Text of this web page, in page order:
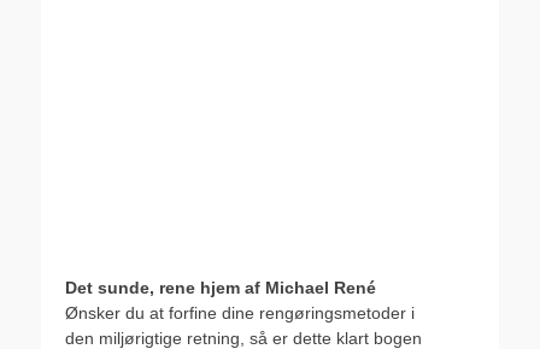
Det sunde, rene hjem af Michael René
Ønsker du at forfine dine rengøringsmetoder i
den miljørigtige retning, så er dette klart bogen